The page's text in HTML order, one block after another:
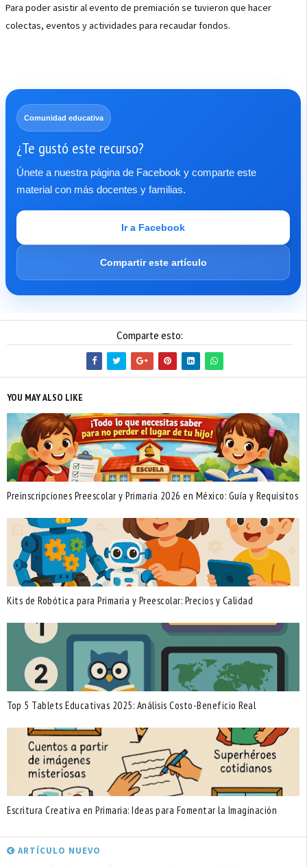
Para poder asistir al evento de premiación se tuvieron que hacer
colectas, eventos y actividades para recaudar fondos.
Comunidad educativa
¿Te gustó este recurso?
Únete a nuestra página de Facebook y comparte este
material con más docentes y familias.
Ir a Facebook
Compartir este artículo
Comparte esto:
YOU MAY ALSO LIKE
Preinscripciones Preescolar y Primaria 2026 en México: Guía y Requisitos
Kits de Robótica para Primaria y Preescolar: Precios y Calidad
Top 5 Tablets Educativas 2025: Análisis Costo-Beneficio Real
Escritura Creativa en Primaria: Ideas para Fomentar la Imaginación
ARTÍCULO NUEVO